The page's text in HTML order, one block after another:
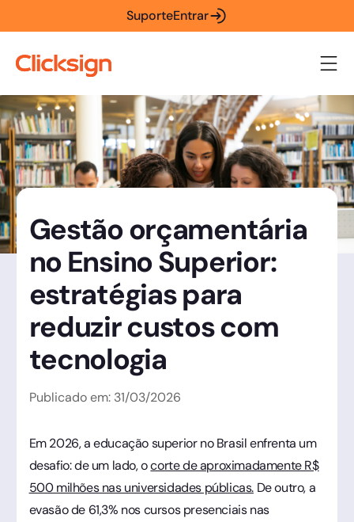
SuporteEntrar
Gestão orçamentária
no Ensino Superior:
estratégias para
reduzir custos com
tecnologia
Publicado em: 31/03/2026
Em 2026, a educação superior no Brasil enfrenta um
desafio: de um lado, ocorte de aproximadamente R$
500 milhões nas universidades públicas.De outro, a
evasão de 61,3% nos cursos presenciais nas